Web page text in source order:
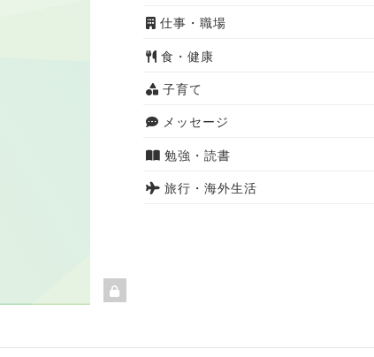
仕事・職場
食・健康
子育て
メッセージ
勉強・読書
旅行・海外生活